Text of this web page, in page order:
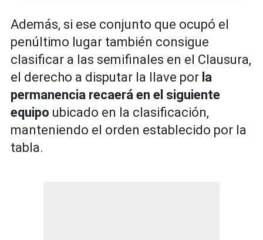
Además, si ese conjunto que ocupó el
penúltimo lugar también consigue
clasificar a las semifinales en el Clausura,
el derecho a disputar la llave por la
permanencia recaerá en el siguiente
equipo ubicado en la clasificación,
manteniendo el orden establecido por la
tabla.